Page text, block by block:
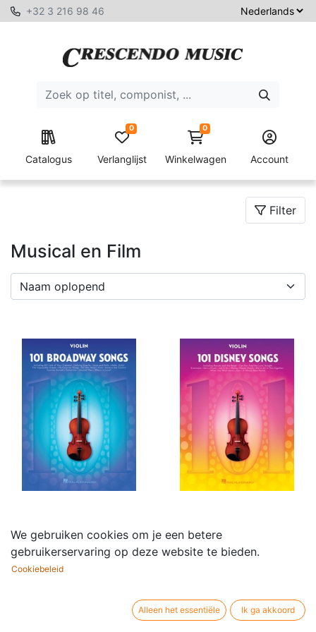
+32 3 216 98 46
Catalogus Verlanglijst
0 0
Winkelwagen Account
Filter
Musical en Film
101 Broadway Songs
for Violin
21,95€
101 Disney Songs
24,95 €
We gebruiken cookies om je een betere
gebruikerservaring op deze website te bieden.
Cookiebeleid
Alleen het essentiële Ik ga akkoord